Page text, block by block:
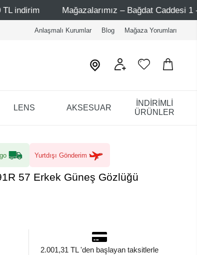
Mağazalarımız – Bağdat Caddesi 1 - Bağdat
Anlaşmalı Kurumlar Blog Mağaza Yorumları
LENS AKSESUAR
İNDİRİMLİ
ÜRÜNLER
Yurtdışı Gönderim
57 Erkek Güneş Gözlüğü
2.001,31 TL 'den başlayan taksitlerle